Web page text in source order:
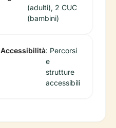
(adulti), 2 CUC
(bambini)
Accessibilità: Percorsi
e
strutture
accessibili